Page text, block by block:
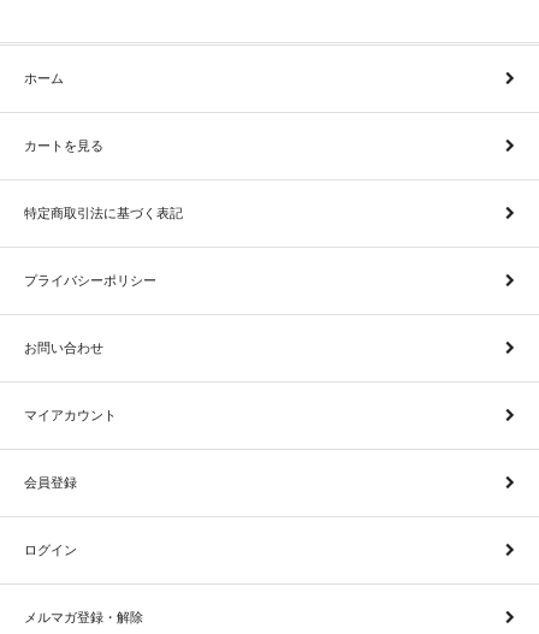
ホーム
カートを見る
特定商取引法に基づく表記
プライバシーポリシー
お問い合わせ
マイアカウント
会員登録
ログイン
メルマガ登録・解除